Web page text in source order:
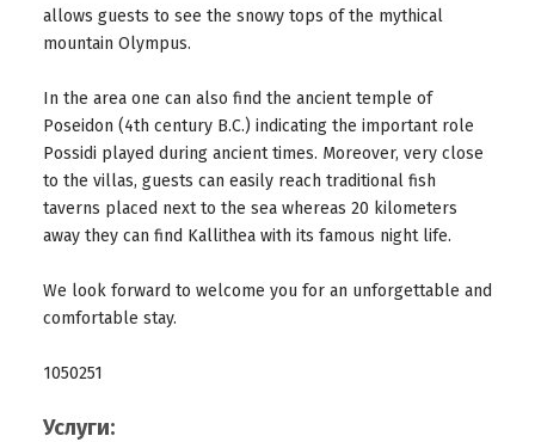
allows guests to see the snowy tops of the mythical
mountain Olympus.
In the area one can also find the ancient temple of
Poseidon (4th century B.C.) indicating the important role
Possidi played during ancient times. Moreover, very close
to the villas, guests can easily reach traditional fish
taverns placed next to the sea whereas 20 kilometers
away they can find Kallithea with its famous night life.
We look forward to welcome you for an unforgettable and
comfortable stay.
1050251
Услуги: